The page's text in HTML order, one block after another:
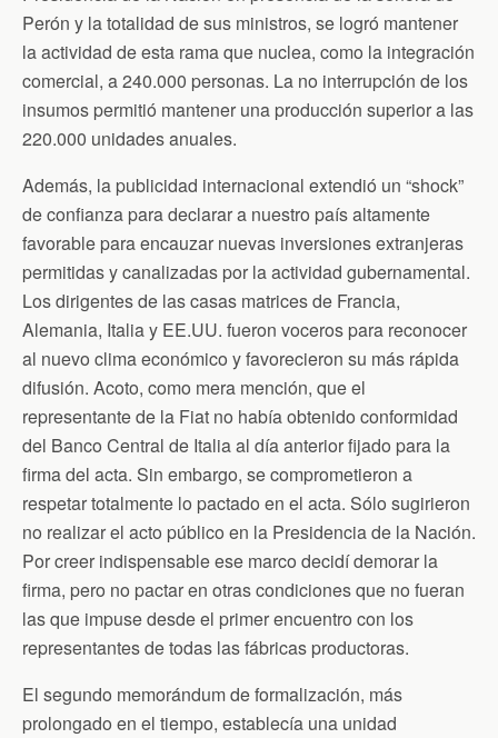
Perón y la totalidad de sus ministros, se logró mantener
la actividad de esta rama que nuclea, como la integración
comercial, a 240.000 personas. La no interrupción de los
insumos permitió mantener una producción superior a las
220.000 unidades anuales.
Además, la publicidad internacional extendió un “shock”
de confianza para declarar a nuestro país altamente
favorable para encauzar nuevas inversiones extranjeras
permitidas y canalizadas por la actividad gubernamental.
Los dirigentes de las casas matrices de Francia,
Alemania, Italia y EE.UU. fueron voceros para reconocer
al nuevo clima económico y favorecieron su más rápida
difusión. Acoto, como mera mención, que el
representante de la Fiat no había obtenido conformidad
del Banco Central de Italia al día anterior fijado para la
firma del acta. Sin embargo, se comprometieron a
respetar totalmente lo pactado en el acta. Sólo sugirieron
no realizar el acto público en la Presidencia de la Nación.
Por creer indispensable ese marco decidí demorar la
firma, pero no pactar en otras condiciones que no fueran
las que impuse desde el primer encuentro con los
representantes de todas las fábricas productoras.
El segundo memorándum de formalización, más
prolongado en el tiempo, establecía una unidad